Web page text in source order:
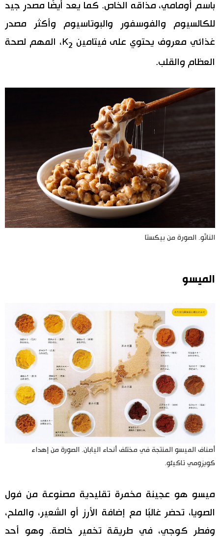
باسم أومامي، مذاقه الخاص. كما يعد أيضًا مصدر جيد
للكالسيوم والفوسفور والبوتاسيوم وأكثر مصدر
غذائي معروف يحتوي على فيتامين K 2
، المهم لصحة
العظام والقلب.
الناتّو. الصورة من بيكستا
الميسو
أصناف الميسو المنتجة في مختلف أنحاء اليابان. الصورة من إهداء
كويزومي تاكيئو.
ميسو هو عجينة مخمرة تقليدية مصنوعة من فول
الصويا، تحضر غالبًا مع إضافة الأرز أو الشعير، والملح،
وفطر كوجي، في طريقة تخمير خاصة. وهو أحد